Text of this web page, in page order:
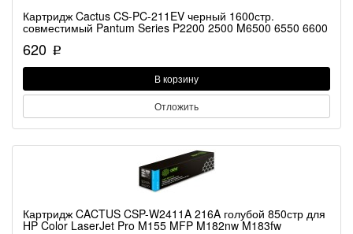
Картридж Cactus CS-PC-211EV черный 1600стр.
совместимый Pantum Series P2200 2500 M6500 6550 6600
620 p
В корзину
Отложить
Картридж CACTUS CSP-W2411A 216A голубой 850стр для
HP Color LaserJet Pro M155 MFP M182nw M183fw